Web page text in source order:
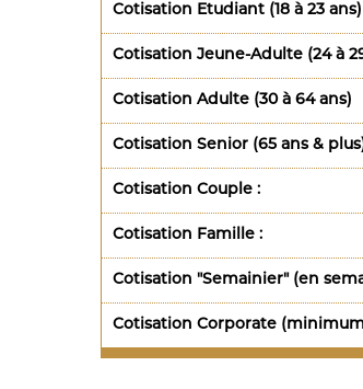
Cotisation Etudiant (18 à 23 ans)
Cotisation Jeune-Adulte (24 à
Cotisation Adulte (30 à 64 ans)
Cotisation Senior (65 ans &
Cotisation Couple :
Cotisation Famille :
Cotisation "Semainier" (en
Cotisation Corporate